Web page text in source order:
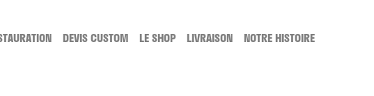
DEVIS CUSTOM
LE SHOP
LIVRAISON NOTRE HISTOIRE